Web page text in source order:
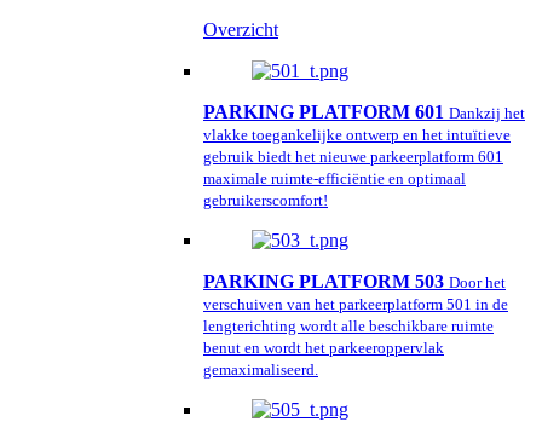
Overzicht
PARKING PLATFORM 601 Dankzij het
vlakke toegankelijke ontwerp en het intuïtieve
gebruik biedt het nieuwe parkeerplatform 601
maximale ruimte-efficiëntie en optimaal
gebruikerscomfort!
PARKING PLATFORM 503 Door het
verschuiven van het parkeerplatform 501 in de
lengterichting wordt alle beschikbare ruimte
benut en wordt het parkeeroppervlak
gemaximaliseerd.